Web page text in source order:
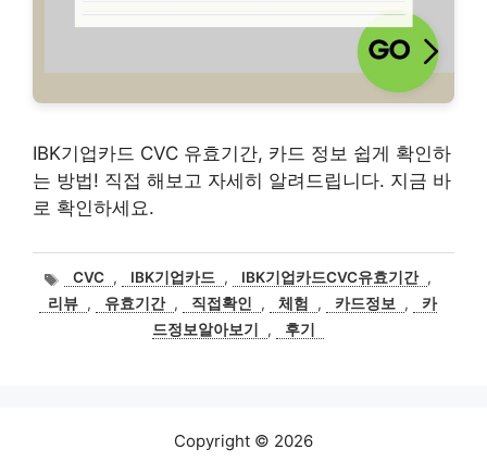
IBK기업카드 CVC 유효기간, 카드 정보 쉽게 확인하
는 방법! 직접 해보고 자세히 알려드립니다. 지금 바
로 확인하세요.
태
그
CVC , IBK기업카드 , IBK기업카드CVC유효기간 ,
리뷰 , 유효기간 , 직접확인 , 체험 , 카드정보 ,
카
드정보알아보기
, 후기
Copyright © 2026